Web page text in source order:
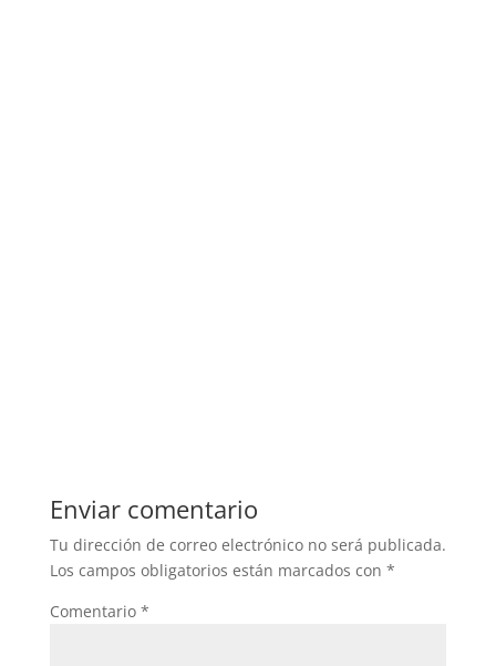
Enviar comentario
Tu dirección de correo electrónico no será publicada.
Los campos obligatorios están marcados con *
Comentario *